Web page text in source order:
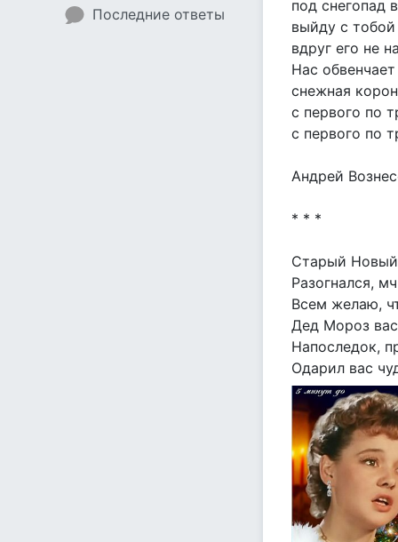
Последние ответы
под снегопад
выйду с
вдруг его не
Нас
снежная
с первого по
с первого по
Андрей
* * *
Старый Новый
Разогнался,
Всем желаю,
Дед Мороз
Напоследок,
Одарил вас